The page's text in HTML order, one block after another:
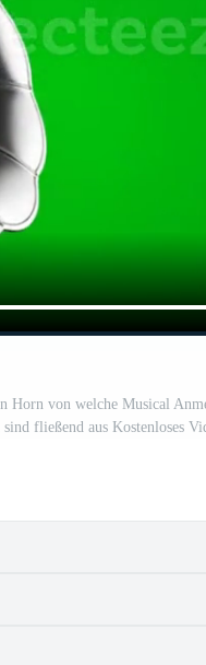
Horn von welche Musical
fließend aus Kostenloses